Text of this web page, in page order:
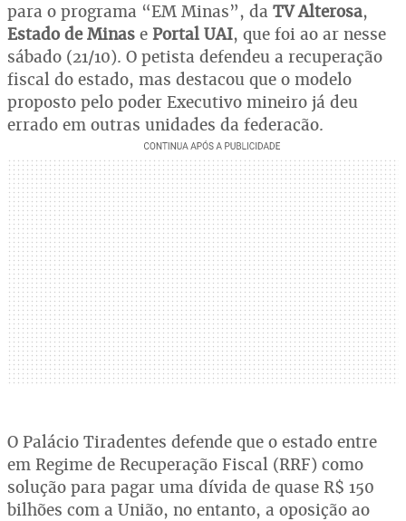
para o programa “EM Minas”, da TV Alterosa,
Estado de Minas e Portal UAI, que foi ao ar nesse
sábado (21/10). O petista defendeu a recuperação
fiscal do estado, mas destacou que o modelo
proposto pelo poder Executivo mineiro já deu
errado em outras unidades da federação.
O Palácio Tiradentes defende que o estado entre
em Regime de Recuperação Fiscal (RRF) como
solução para pagar uma dívida de quase R$ 150
bilhões com a União, no entanto, a oposição ao